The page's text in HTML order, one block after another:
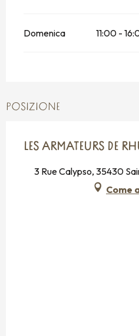
Domenica 11:00 -
POSIZIONE
LES ARMATEURS DE
3 Rue Calypso, 35430
Come